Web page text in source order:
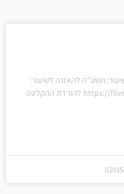
תשע"ה להאזנה לשיעור:
https://files.hakotel.org.il/shiurim/24344.mp3 להורדת ההקלטה